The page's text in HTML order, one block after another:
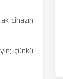
cihazın
çünkü